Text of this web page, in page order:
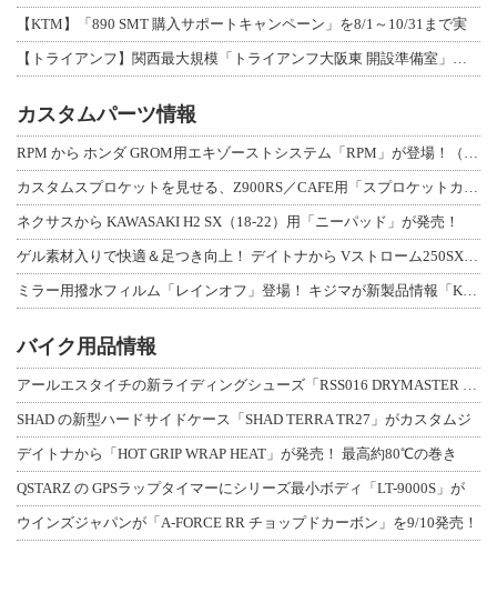
【KTM】「890 SMT 購入サポートキャンペーン」を8/1～10/31まで実
【トライアンフ】関西最大規模「トライアンフ大阪東 開設準備室」がオープン！ 限定
カスタムパーツ情報
RPM から ホンダ GROM用エキゾーストシステム「RPM」が登場！（動画あり
カスタムスプロケットを見せる、Z900RS／CAFE用「スプロケットカバーフルキ
ネクサスから KAWASAKI H2 SX（18-22）用「ニーパッド」が発売！
ゲル素材入りで快適＆足つき向上！ デイトナから Vストローム250SX用「快適ロ
ミラー用撥水フィルム「レインオフ」登場！ キジマが新製品情報「KIJIMA NE
バイク用品情報
アールエスタイチの新ライディングシューズ「RSS016 DRYMASTER スト
SHAD の新型ハードサイドケース「SHAD TERRA TR27」がカスタムジ
デイトナから「HOT GRIP WRAP HEAT」が発売！ 最高約80℃の巻き
QSTARZ の GPSラップタイマーにシリーズ最小ボディ「LT-9000S」が
ウインズジャパンが「A-FORCE RR チョップドカーボン」を9/10発売！